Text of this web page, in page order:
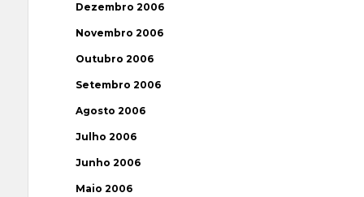
Dezembro 2006
Novembro 2006
Outubro 2006
Setembro 2006
Agosto 2006
Julho 2006
Junho 2006
Maio 2006